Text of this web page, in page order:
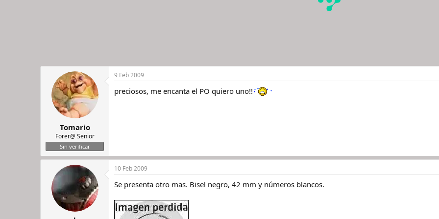
Tomario
Forer@ Senior
Sin verificar
9 Feb 2009
preciosos, me encanta el PO quiero uno!!
10 Feb 2009
Se presenta otro mas. Bisel negro, 42 mm y números blancos.